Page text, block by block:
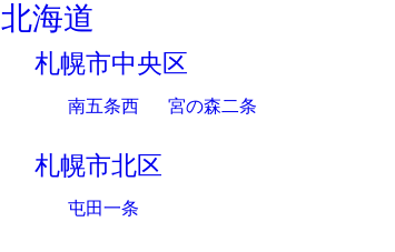
北海道
札幌市中央区
南五条西 宮の森二条
札幌市北区
屯田一条